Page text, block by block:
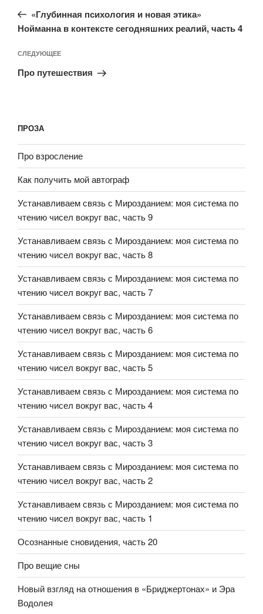
«Глубинная психология и новая этика»
Нойманна в контексте сегодняшних реалий, часть 4
СЛЕДУЮЩЕЕ
Про путешествия
ПРОЗА
Про взросление
Как получить мой автограф
Устанавливаем связь с Мирозданием: моя система по
чтению чисел вокруг вас, часть 9
Устанавливаем связь с Мирозданием: моя система по
чтению чисел вокруг вас, часть 8
Устанавливаем связь с Мирозданием: моя система по
чтению чисел вокруг вас, часть 7
Устанавливаем связь с Мирозданием: моя система по
чтению чисел вокруг вас, часть 6
Устанавливаем связь с Мирозданием: моя система по
чтению чисел вокруг вас, часть 5
Устанавливаем связь с Мирозданием: моя система по
чтению чисел вокруг вас, часть 4
Устанавливаем связь с Мирозданием: моя система по
чтению чисел вокруг вас, часть 3
Устанавливаем связь с Мирозданием: моя система по
чтению чисел вокруг вас, часть 2
Устанавливаем связь с Мирозданием: моя система по
чтению чисел вокруг вас, часть 1
Осознанные сновидения, часть 20
Про вещие сны
Новый взгляд на отношения в «Бриджертонах» и Эра
Водолея